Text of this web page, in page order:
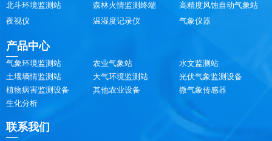
北斗环境监测站
森林火情监测终端
高精度风蚀自动气象站
夜视仪
温湿度记录仪 气象仪器
产品中心
气象环境监测站 农业气象站
水文监测站
土壤墒情监测站
大气环境监测站
光伏气象监测设备
植物病害监测设备
其他农业设备
微气象传感器
生化分析
联系我们